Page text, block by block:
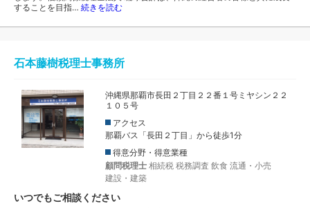
することを目指… 続きを読む
石本藤樹税理士事務所
沖縄県那覇市長田２丁目２２番１号ミヤシン２２
１０５号
アクセス
那覇バス「長田２丁目」から徒歩1分
得意分野・得意業種
顧問税理士 相続税 税務調査 飲食 流通・小売
建設・建築
いつでもご相談ください